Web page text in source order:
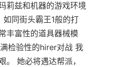
莉兹和机器的游戏环境
同街头霸王1般的打
丰富性的道具器械模
检验性的hirer对战 我
她必将遇达帮派，